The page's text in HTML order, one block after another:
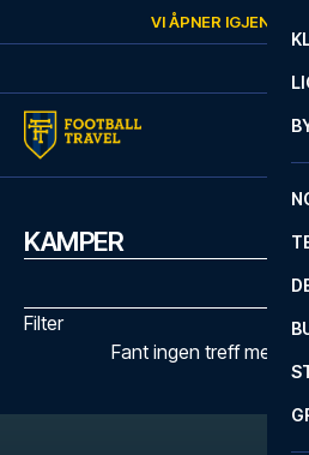
VI ÅPNER IGJEN
KAMPER
Filter
Fant ingen treff med de